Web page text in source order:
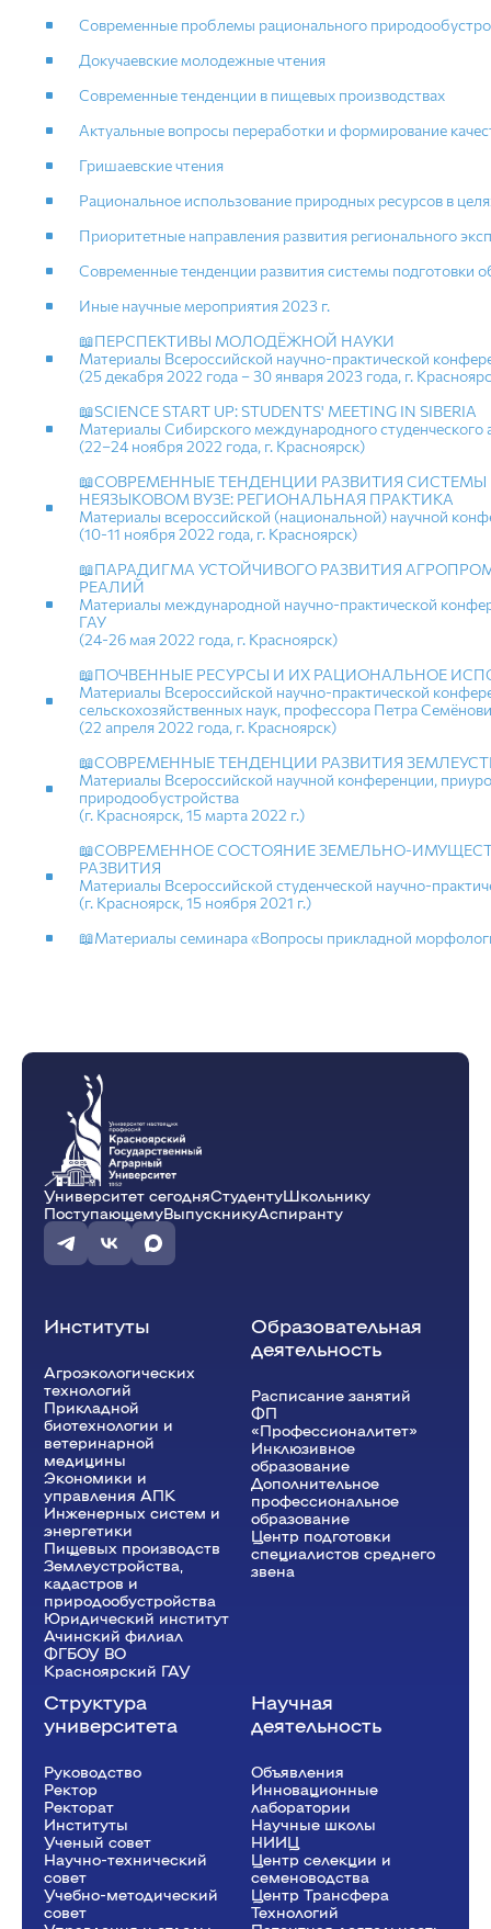
Современные проблемы рационального
Докучаевские молодежные чтения
Современные тенденции в пищевых производствах
Актуальные вопросы переработки и формирование
Гришаевские чтения
Рациональное использование природных ресурсов в
Приоритетные направления развития регионального
Современные тенденции развития системы подготовки
Иные научные мероприятия 2023 г.
📖ПЕРСПЕКТИВЫ МОЛОДЁЖНОЙ НАУКИ
Материалы Всероссийской научно-практической
(25 декабря 2022 года – 30 января 2023 года, г.
📖SCIENCE START UP: STUDENTS' MEETING IN SIBERIA
Материалы Сибирского международного студенческого
(22–24 ноября 2022 года, г. Красноярск)
📖СОВРЕМЕННЫЕ ТЕНДЕНЦИИ РАЗВИТИЯ
НЕЯЗЫКОВОМ ВУЗЕ: РЕГИОНАЛЬНАЯ ПРАКТИКА
Материалы всероссийской (национальной) научной
(10-11 ноября 2022 года, г. Красноярск)
📖ПАРАДИГМА УСТОЙЧИВОГО РАЗВИТИЯ
РЕАЛИЙ
Материалы международной научно-практической
ГАУ
(24-26 мая 2022 года, г. Красноярск)
📖ПОЧВЕННЫЕ РЕСУРСЫ И ИХ РАЦИОНАЛЬНОЕ
Материалы Всероссийской научно-практической
сельскохозяйственных наук, профессора Петра
(22 апреля 2022 года, г. Красноярск)
📖СОВРЕМЕННЫЕ ТЕНДЕНЦИИ РАЗВИТИЯ
Материалы Всероссийской научной конференции,
природообустройства
(г. Красноярск, 15 марта 2022 г.)
📖СОВРЕМЕННОЕ СОСТОЯНИЕ ЗЕМЕЛЬНО-
РАЗВИТИЯ
Материалы Всероссийской студенческой научно-
(г. Красноярск, 15 ноября 2021 г.)
📖Материалы семинара «Вопросы прикладной
Университет сегодняСтудентуШкольнику
ПоступающемуВыпускникуАспиранту
Институты
Агроэкологических
технологий
Прикладной
биотехнологии и
ветеринарной
медицины
Экономики и
управления АПК
Инженерных систем и
энергетики
Пищевых производств
Землеустройства,
кадастров и
природообустройства
Юридический институт
Ачинский филиал
ФГБОУ ВО
Красноярский ГАУ
Образовательная
деятельность
Расписание занятий
ФП
«Профессионалитет»
Инклюзивное
образование
Дополнительное
профессиональное
образование
Центр подготовки
специалистов среднего
звена
Структура
университета
Руководство
Ректор
Рeкторат
Институты
Ученый совет
Научно-технический
совет
Учебно-методический
совет
Научная
деятельность
Объявления
Инновационные
лаборатории
Научные школы
НИИЦ
Центр селекции и
семеноводства
Центр Трансфера
Технологий